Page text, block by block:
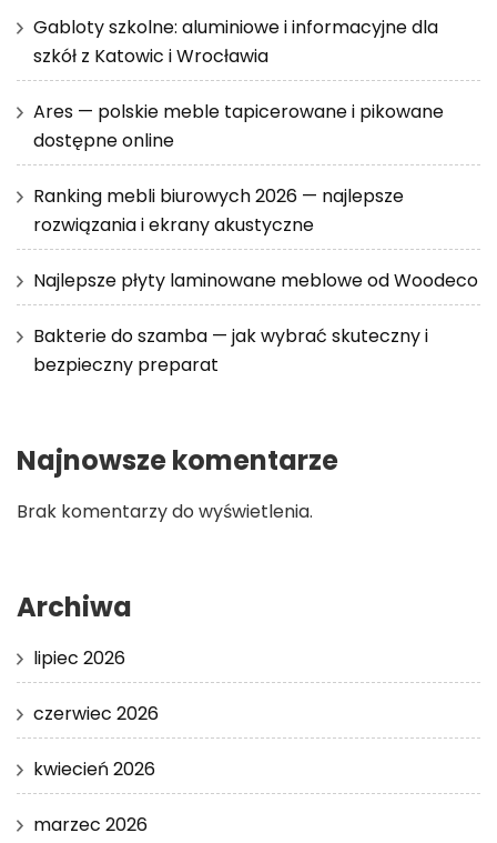
Gabloty szkolne: aluminiowe i informacyjne dla
szkół z Katowic i Wrocławia
Ares — polskie meble tapicerowane i pikowane
dostępne online
Ranking mebli biurowych 2026 — najlepsze
rozwiązania i ekrany akustyczne
Najlepsze płyty laminowane meblowe od Woodeco
Bakterie do szamba — jak wybrać skuteczny i
bezpieczny preparat
Najnowsze komentarze
Brak komentarzy do wyświetlenia.
Archiwa
lipiec 2026
czerwiec 2026
kwiecień 2026
marzec 2026